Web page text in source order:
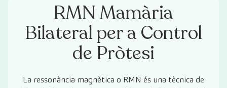
RMN Mamària
Bilateral per a Control
de Pròtesi
La ressonància magnètica o RMN és una tècnica de